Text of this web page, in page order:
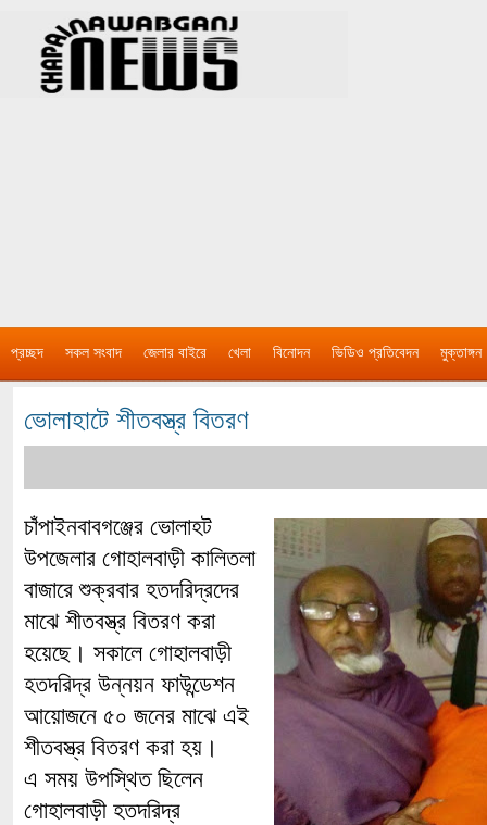
প্রচ্ছদ সকল সংবাদ জেলার বাইরে খেলা বিনোদন ভিডিও প্রতিবেদন মুক্তাঙ্গন
ভোলাহাটে শীতবস্ত্র বিতরণ
চাঁপাইনবাবগঞ্জের ভোলাহট
উপজেলার গোহালবাড়ী কালিতলা
বাজারে শুক্রবার হতদরিদ্রদের
মাঝে শীতবস্ত্র বিতরণ করা
হয়েছে। সকালে গোহালবাড়ী
হতদরিদ্র উন্নয়ন ফাউন্ডেশন
আয়োজনে ৫০ জনের মাঝে এই
শীতবস্ত্র বিতরণ করা হয়।
এ সময় উপস্থিত ছিলেন
গোহালবাড়ী হতদরিদ্র